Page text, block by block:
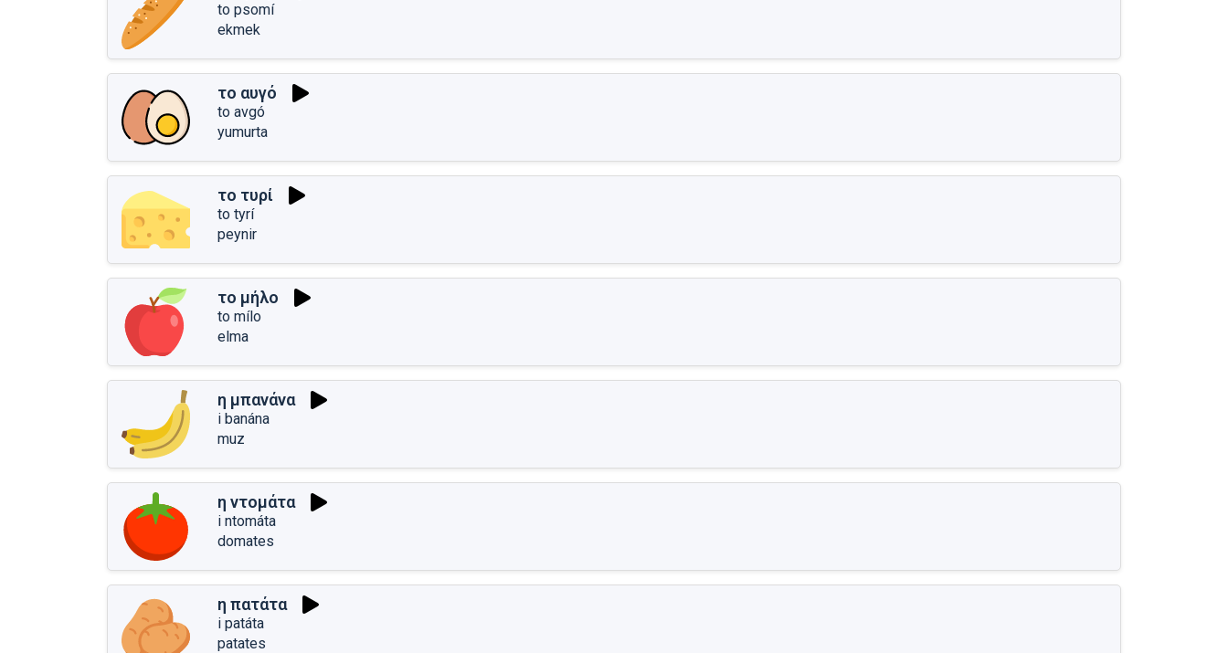
to psomí
ekmek
το αυγό
to avgó
yumurta
το τυρί
to tyrí
peynir
το μήλο
to mílo
elma
η μπανάνα
i banána
muz
η ντομάτα
i ntomáta
domates
η πατάτα
i patáta
patates